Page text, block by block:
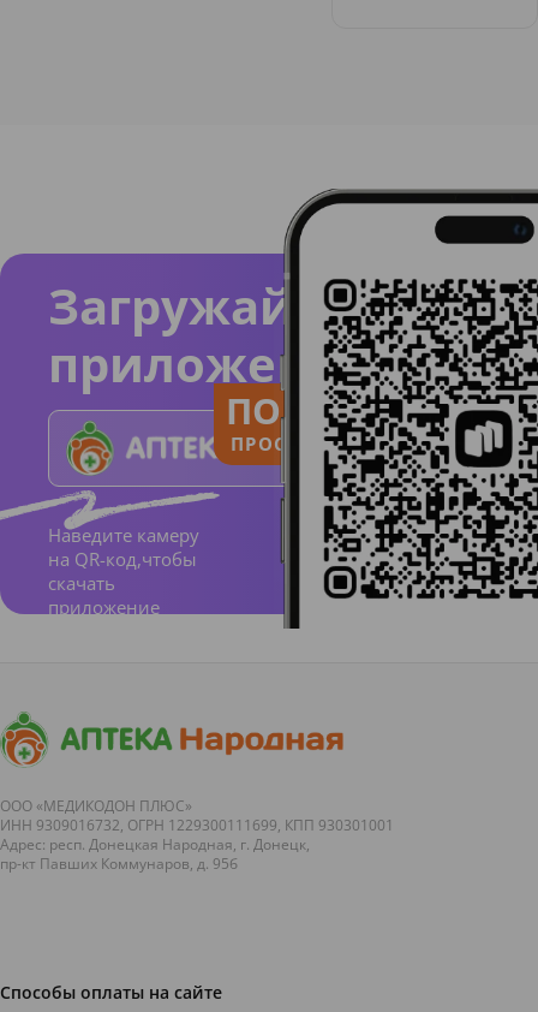
Загружайте
приложение
Наведите камеру
на QR-код,чтобы
скачать
приложение
ПОЛЬЗУЙСЯ
ПРОСТО И ПОНЯТНО
ООО «МЕДИКОДОН ПЛЮС»
ИНН 9309016732, ОГРН 1229300111699, КПП 930301001
Адрес: респ. Донецкая Народная, г. Донецк,
пр-кт Павших Коммунаров, д. 95б
Способы оплаты на сайте